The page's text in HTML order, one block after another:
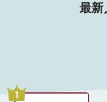
最新
1